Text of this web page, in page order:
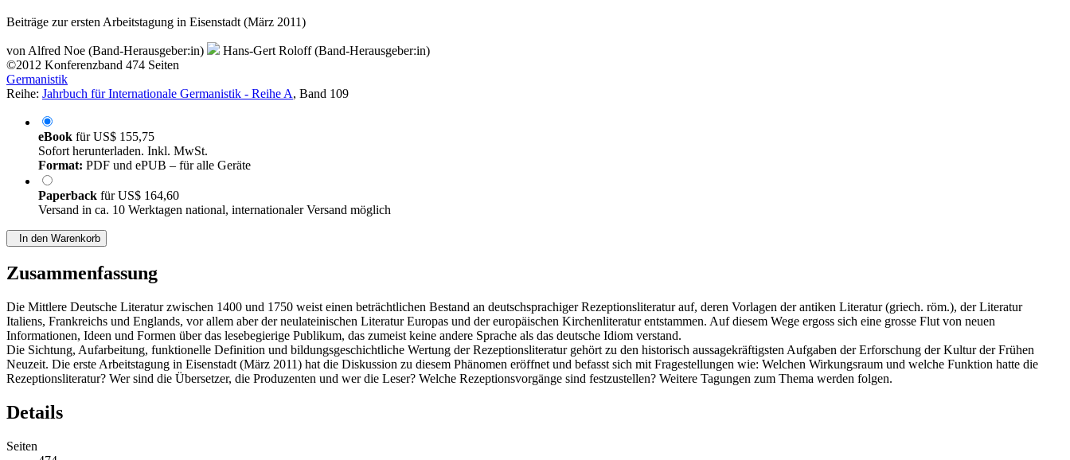
Beiträge zur ersten Arbeitstagung in Eisenstadt (März 2011)
vonAlfred Noe (Band-Herausgeber:in)
Hans-Gert Roloff (Band-Herausgeber:in)
©2012 Konferenzband 474 Seiten
Germanistik
Reihe: Jahrbuch für Internationale Germanistik - Reihe A, Band 109
eBook fürUS$ 155,75
Sofort herunterladen. Inkl. MwSt.
Format: PDF und ePUB – für alle Geräte
Paperback fürUS$ 164,60
Versand in ca. 10 Werktagen national, internationaler Versand möglich
In den Warenkorb
Zusammenfassung
Die Mittlere Deutsche Literatur zwischen 1400 und 1750 weist einen beträchtlichen Bestand an deutschsprachiger Rezeptionsliteratur auf, deren Vorlagen der antiken Literatur (griech. röm.), der Literatur
Italiens, Frankreichs und Englands, vor allem aber der neulateinischen Literatur Europas und der europäischen Kirchenliteratur entstammen. Auf diesem Wege ergoss sich eine grosse Flut von neuen
Informationen, Ideen und Formen über das lesebegierige Publikum, das zumeist keine andere Sprache als das deutsche Idiom verstand.
Die Sichtung, Aufarbeitung, funktionelle Definition und bildungsgeschichtliche Wertung der Rezeptionsliteratur gehört zu den historisch aussagekräftigsten Aufgaben der Erforschung der Kultur der Frühen
Neuzeit. Die erste Arbeitstagung in Eisenstadt (März 2011) hat die Diskussion zu diesem Phänomen eröffnet und befasst sich mit Fragestellungen wie: Welchen Wirkungsraum und welche Funktion hatte die
Rezeptionsliteratur? Wer sind die Übersetzer, die Produzenten und wer die Leser? Welche Rezeptionsvorgänge sind festzustellen? Weitere Tagungen zum Thema werden folgen.
Details
Seiten